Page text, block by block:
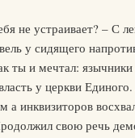
не устраивает? – С
у сидящего
ты и мечтал:
у церкви
а инквизиторов
свою речь